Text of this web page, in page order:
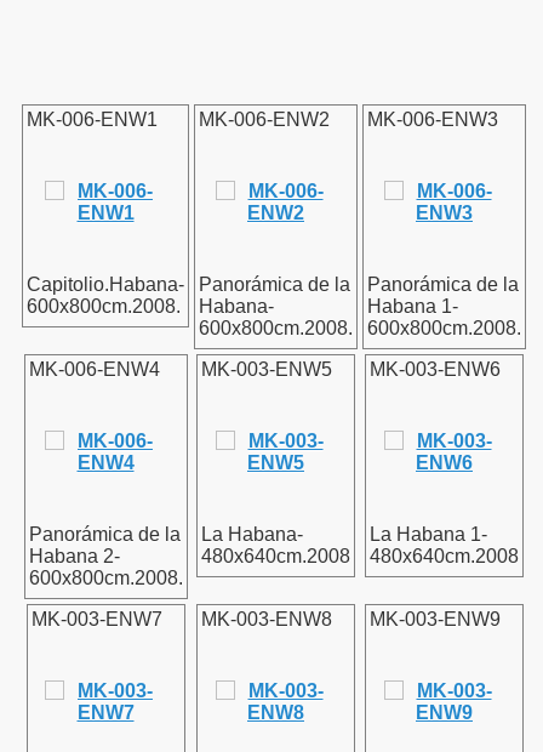
MK-006-ENW1
Capitolio.Habana-
600x800cm.2008.
MK-006-ENW2
Panorámica de la
Habana-
600x800cm.2008.
MK-006-ENW3
Panorámica de la
Habana 1-
600x800cm.2008.
MK-006-ENW4
Panorámica de la
Habana 2-
600x800cm.2008.
MK-003-ENW5
La Habana-
480x640cm.2008
MK-003-ENW6
La Habana 1-
480x640cm.2008
MK-003-ENW7 MK-003-ENW8 MK-003-ENW9